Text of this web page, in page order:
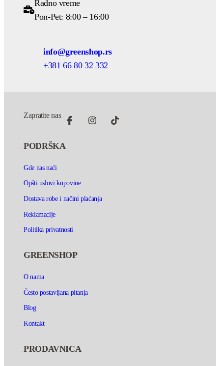
Radno vreme
Pon-Pet: 8:00 – 16:00
info@greenshop.rs
+381 66 80 32 332
Zapratite nas
PODRŠKA
Gde nas naći
Opšti uslovi kupovine
Dostava robe i načini plaćanja
Reklamacije
Politika privatnosti
GREENSHOP
O nama
Često postavljana pitanja
Blog
Kontakt
PRODAVNICA